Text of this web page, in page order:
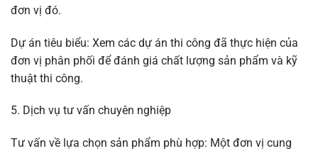
đơn vị đó.
Dự án tiêu biểu: Xem các dự án thi công đã thực hiện của
đơn vị phân phối để đánh giá chất lượng sản phẩm và kỹ
thuật thi công.
5. Dịch vụ tư vấn chuyên nghiệp
Tư vấn về lựa chọn sản phẩm phù hợp: Một đơn vị cung